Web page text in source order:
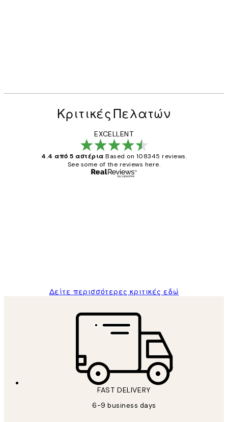
Κριτικές Πελατών
EXCELLENT
4.4 από 5 αστέρια Based on 108345 reviews.
See some of the reviews here.
Δείτε περισσότερες κριτικές εδώ
FAST DELIVERY
6-9 business days